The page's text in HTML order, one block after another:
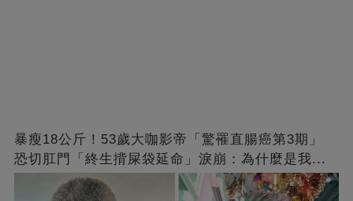
暴瘦18公斤！53歲大咖影帝「驚罹直腸癌第3期」
恐切肛門「終生揹屎袋延命」淚崩：為什麼是我...